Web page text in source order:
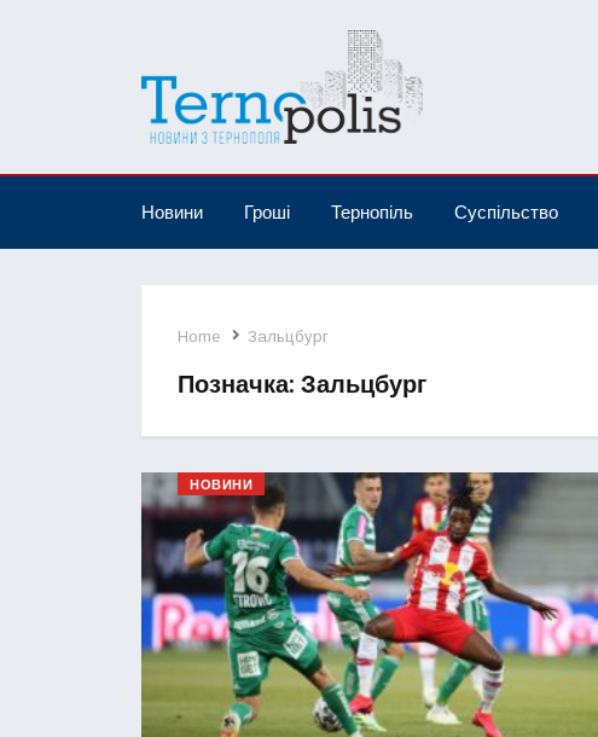
Новини Гроші Тернопіль Суспільство
Home Зальцбург
Позначка: Зальцбург
НОВИНИ